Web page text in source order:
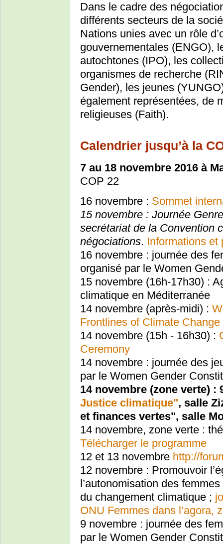
Dans le cadre des
différents secteurs de la
Nations unies avec un rôle
gouvernementales (ENGO),
autochtones (IPO), les
organismes de recherche
Gender), les jeunes
également représentées, de
religieuses (Faith).
Calendrier jusqu’à la
7 au 18 novembre 2016 à
COP 22
16 novembre : Sommet
15 novembre : Journée
secrétariat de la Convention
négociations. Informations et
16 novembre : journée des
organisé par le Women
15 novembre (16h-17h30) :
climatique en Méditerranée
14 novembre (après-midi) :
Frontlines of Climate Change
14 novembre (15h - 16h30) :
Ceremony
14 novembre : journée des
par le Women Gender
14 novembre (zone verte) :
Justice climatique", salle
et finances vertes", salle
14 novembre, zone verte :
Télécharger le programme
12 et 13 novembre http://
12 novembre : Promouvoir
l’autonomisation des femmes
du changement climatique ;
ONU Femmes dans l’agora,
9 novembre : journée des
par le Women Gender